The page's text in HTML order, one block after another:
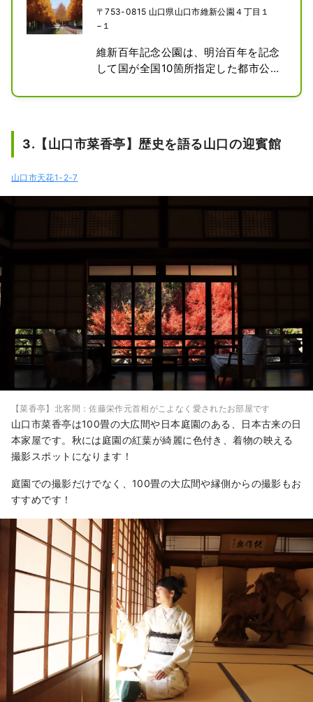
〒753-0815 山口県山口市維新公園４丁目１
−１
維新百年記念公園は、明治百年を記念
して国が全国10箇所指定した都市公園
プンスペース”になっています。2011
会）」に向け改築された陸上競技場は
園内にある四季折々の花で彩られる
山口県と友好関係にある中国山東省か
ら贈呈された「孔子杏壇講学像」（孔
子が5人の弟子にレクチャーしてい
る）のある広場は、スケッチ大会に最
適です。「ボート池」では白鳥や渡り
鳥も身近に観ることが出来ます。
3.【山口市菜香亭】歴史を語る山口の迎賓館
山口市天花1-2-7
【菜香亭】北客間：佐藤栄作元首相がこよなく愛されたお部屋です
山口市菜香亭は100畳の大広間や日本庭園のある、日本古来の日
本家屋です。秋には庭園の紅葉が綺麗に色付き、着物の映える
撮影スポットになります！
庭園での撮影だけでなく、100畳の大広間や縁側からの撮影もお
すすめです！